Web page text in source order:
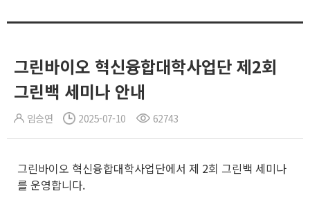
그린바이오 혁신융합대학사업단 제2회
그린백 세미나 안내
임승연 2025-07-10 62743
그린바이오 혁신융합대학사업단에서 제 2회 그린백 세미나
를 운영합니다.